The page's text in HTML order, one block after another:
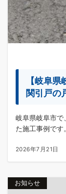
【岐阜
関引戸の
岐阜県岐阜市で
た施工事例です
2026年7月21日
お知らせ